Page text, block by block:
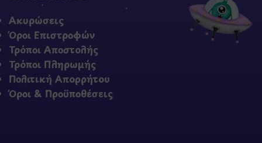
Ακυρώσεις
Όροι Επιστροφών
Τρόποι Αποστολής
Τρόποι Πληρωμής
Πολιτική Απορρήτου
Όροι & Προϋποθέσεις